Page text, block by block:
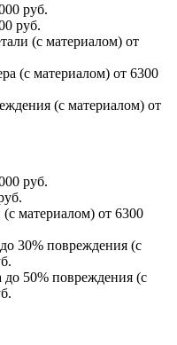
руб.
руб.
(с материалом) от
(с материалом) от 6300
(с материалом) от
руб.
материалом) от 6300
30% повреждения (с
50% повреждения (с